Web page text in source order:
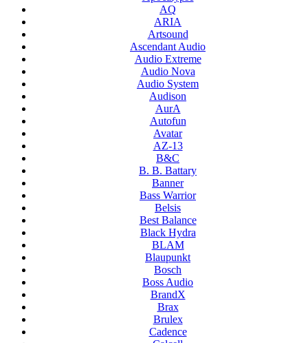
AQ
ARIA
Artsound
Ascendant Audio
Audio Extreme
Audio Nova
Audio System
Audison
AurA
Autofun
Avatar
AZ-13
B&C
B. B. Battary
Banner
Bass Warrior
Belsis
Best Balance
Black Hydra
BLAM
Blaupunkt
Bosch
Boss Audio
BrandX
Brax
Brulex
Cadence